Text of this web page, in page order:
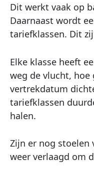
Dit werkt vaak op
Daarnaast wordt
tariefklassen. Dit
Elke klasse heeft
weg de vlucht,
vertrekdatum
tariefklassen
halen.
Zijn er nog stoelen
weer verlaagd om